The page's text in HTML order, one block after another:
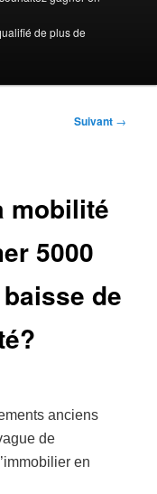
de plus de
Suivant →
mobilité
5000
de
anciens
de
en